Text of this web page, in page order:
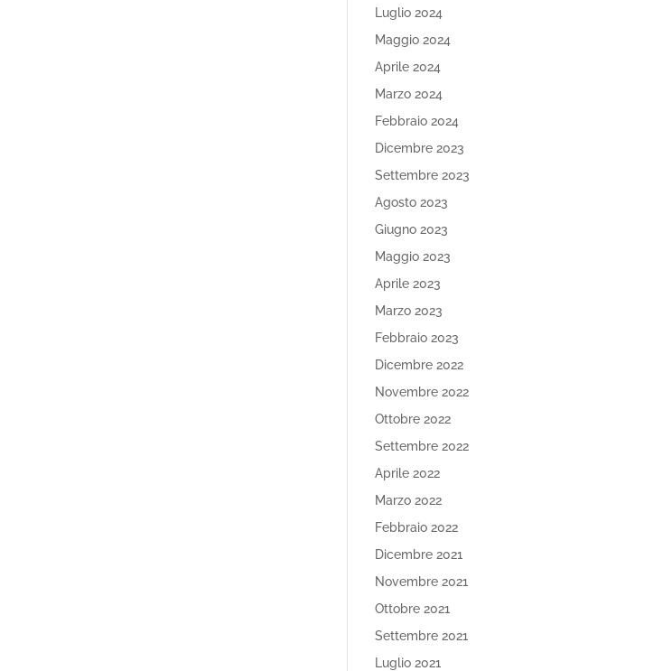
Luglio 2024
Maggio 2024
Aprile 2024
Marzo 2024
Febbraio 2024
Dicembre 2023
Settembre 2023
Agosto 2023
Giugno 2023
Maggio 2023
Aprile 2023
Marzo 2023
Febbraio 2023
Dicembre 2022
Novembre 2022
Ottobre 2022
Settembre 2022
Aprile 2022
Marzo 2022
Febbraio 2022
Dicembre 2021
Novembre 2021
Ottobre 2021
Settembre 2021
Luglio 2021